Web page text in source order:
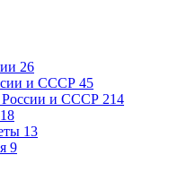
26
и СССР 45
России и СССР 214
18
13
9